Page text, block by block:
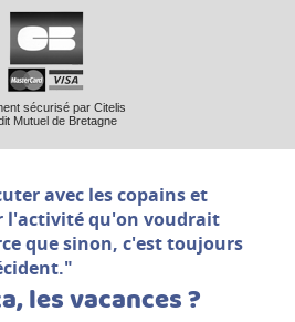
sécurisé par Citelis
Mutuel de Bretagne
avec les copains et
l'activité qu'on voudrait
que sinon, c'est toujours
les vacances ?